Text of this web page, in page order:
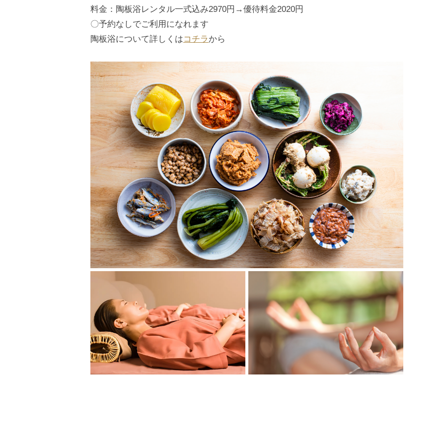
料金：陶板浴レンタル一式込み2970円→優待料金2020円
〇予約なしでご利用になれます
陶板浴について詳しくはコチラ から